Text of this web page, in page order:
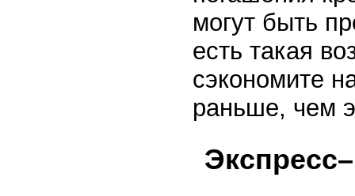
могут быть
есть такая
сэкономите
раньше, чем